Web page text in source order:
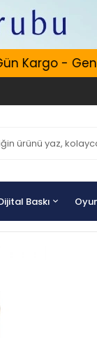
Kargo -
Baskı